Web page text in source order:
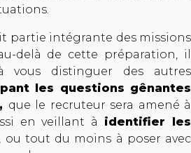
partie intégrante des missions
delà de cette préparation, il
vous distinguer des autres
les questions gênantes
que le recruteur sera amené à
en veillant à identifier les
, ou tout du moins à poser avec